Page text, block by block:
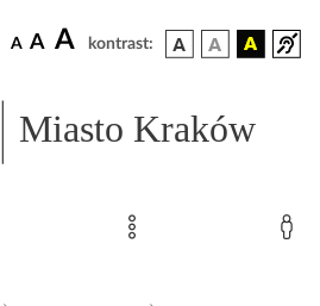
A A A kontrast:
Miasto Kraków